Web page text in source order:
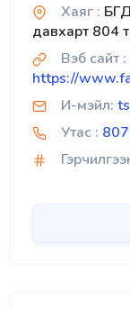
Хаяг :
давхарт 804
Вэб сайт :
https://
И-мэйл:
Утас :